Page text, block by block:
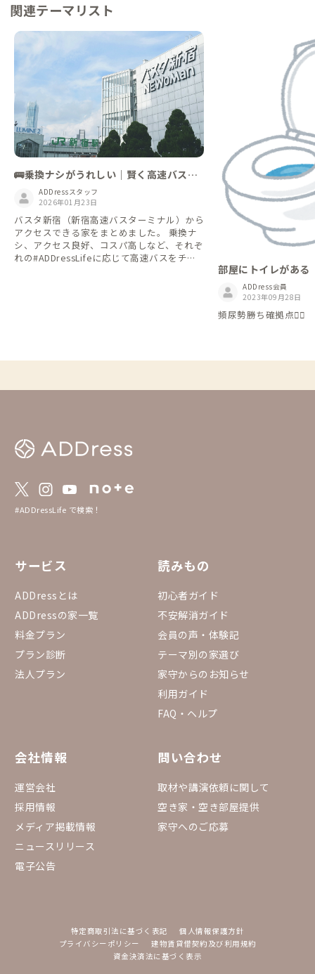
関連テーマリスト
🚌乗換ナシがうれしい｜賢く高速バスで
ゆく【バスタ新宿編】
ADDressスタッフ
2026年01月23日
バスタ新宿（新宿高速バスターミナル）から
アクセスできる家をまとめました。 乗換ナ
シ、アクセス良好、コスパ高しなど、それぞ
れの#ADDressLifeに応じて高速バスをチョ
部屋にトイレがある
ADDress会員
2023年09月28日
頻尿勢勝ち確拠点🙋‍♀️
#ADDressLife で検索！
サービス
ADDressとは
ADDressの家一覧
料金プラン
プラン診断
法人プラン
読みもの
初心者ガイド
不安解消ガイド
会員の声・体験記
テーマ別の家選び
家守からのお知らせ
利用ガイド
FAQ・ヘルプ
会社情報
運営会社
採用情報
メディア掲載情報
ニュースリリース
電子公告
問い合わせ
取材や講演依頼に関して
空き家・空き部屋提供
家守へのご応募
特定商取引法に基づく表記
個人情報保護方針
プライバシーポリシー
建物賃貸借契約及び利用規約
資金決済法に基づく表示